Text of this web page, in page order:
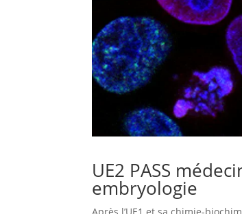
UE2 PASS
embryologie
Après l’UE1 et sa chimie-